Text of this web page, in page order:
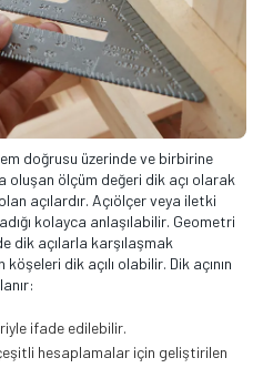
doğrusu üzerinde ve birbirine
ölçüm değeri dik açı olarak
açılardır. Açıölçer veya iletki
kolayca anlaşılabilir. Geometri
dik açılarla karşılaşmak
dik açılı olabilir. Dik açının
ifade edilebilir.
hesaplamalar için geliştirilen